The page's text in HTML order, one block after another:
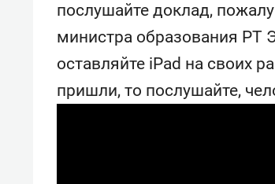
послушайте доклад,
министра образования РТ
оставляйте iPad на своих
пришли, то послушайте,
Рекомендуем
Как ГК «МИР ГРУПП» и ВТБ
создают оазис жилого
комфорта под Казанью